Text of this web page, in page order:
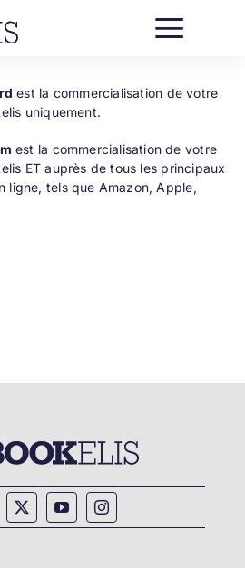
est la commercialisation de votre
uniquement.
est la commercialisation de votre
ET auprès de tous les principaux
ligne, tels que Amazon, Apple,